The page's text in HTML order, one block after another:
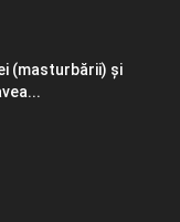
(masturbării) şi